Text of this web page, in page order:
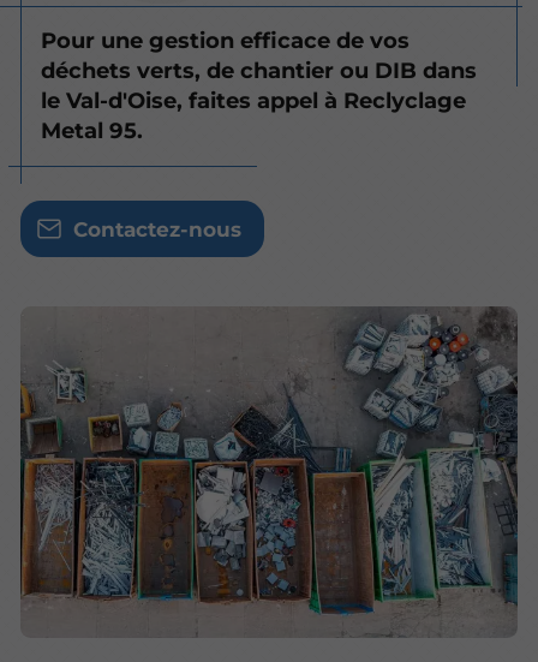
Pour une gestion efficace de vos
déchets verts, de chantier ou DIB dans
le Val-d'Oise, faites appel à Reclyclage
Metal 95.
Contactez-nous